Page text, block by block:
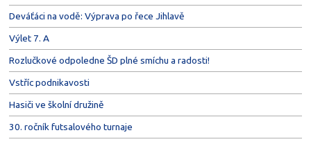
Deváťáci na vodě: Výprava po řece Jihlavě
Výlet 7. A
Rozlučkové odpoledne ŠD plné smíchu a radosti!
Vstříc podnikavosti
Hasiči ve školní družině
30. ročník futsalového turnaje